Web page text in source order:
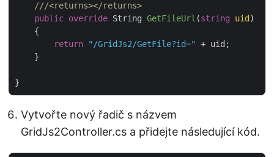
///<returns></returns>
public override String GetFileUrl (string uid )
    {
return
"/GridJs2/GetFile?id="
+ uid;
    }
Vytvořte nový řadič s názvem
GridJs2Controller.cs a přidejte následující kód.